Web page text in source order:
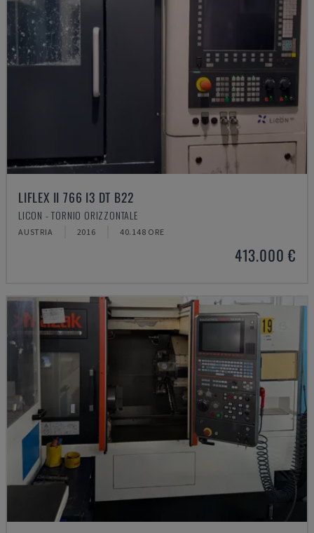
LIFLEX II 766 I3 DT B22
LICON - TORNIO ORIZZONTALE
AUSTRIA 2016 40.148 ORE
413.000 €